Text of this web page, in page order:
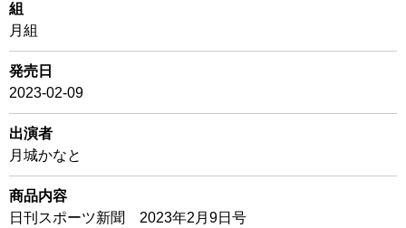
組
月組
発売日
2023-02-09
出演者
月城かなと
商品内容
日刊スポーツ新聞 2023年2月9日号